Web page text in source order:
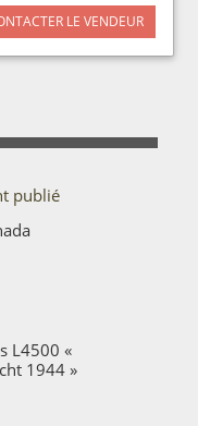
LE VENDEUR
publié
L4500 «
1944 »